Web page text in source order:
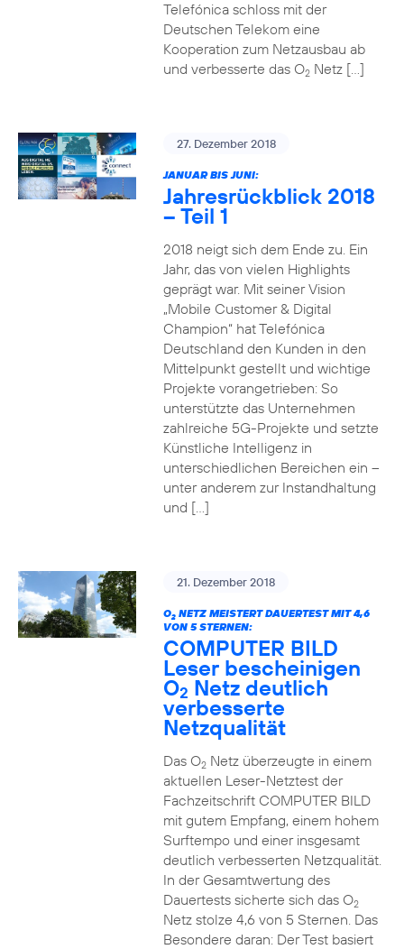
Telefónica schloss mit der
Deutschen Telekom eine
Kooperation zum Netzausbau ab
und verbesserte das O2Netz […]
27. Dezember 2018
JANUAR BIS JUNI:
Jahresrückblick 2018
– Teil 1
2018 neigt sich dem Ende zu. Ein
Jahr, das von vielen Highlights
geprägt war. Mit seiner Vision
„Mobile Customer & Digital
Champion“ hat Telefónica
Deutschland den Kunden in den
Mittelpunkt gestellt und wichtige
Projekte vorangetrieben: So
unterstützte das Unternehmen
zahlreiche 5G-Projekte und setzte
Künstliche Intelligenz in
unterschiedlichen Bereichen ein –
unter anderem zur Instandhaltung
und […]
21. Dezember 2018
O2NETZ MEISTERT DAUERTEST MIT 4,6
VON 5 STERNEN:
COMPUTER BILD
Leser bescheinigen
O2 Netz deutlich
verbesserte
Netzqualität
Das O2Netz überzeugte in einem
aktuellen Leser-Netztest der
Fachzeitschrift COMPUTER BILD
mit gutem Empfang, einem hohem
Surftempo und einer insgesamt
deutlich verbesserten Netzqualität.
In der Gesamtwertung des
Dauertests sicherte sich das O2
Netz stolze 4,6 von 5 Sternen. Das
Besondere daran: Der Test basiert